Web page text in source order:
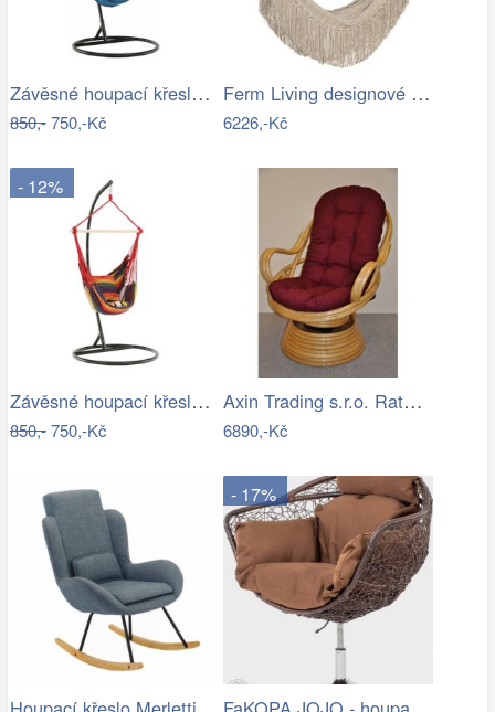
Závěsné houpací křeslo Nikes Blue
850,-750,-Kč
Ferm Living designové houpací sítě Path…
6226,-Kč
- 12%
Závěsné houpací křeslo Nikes Red
850,-750,-Kč
Axin Trading s.r.o. Ratanové houpací…
6890,-Kč
- 17%